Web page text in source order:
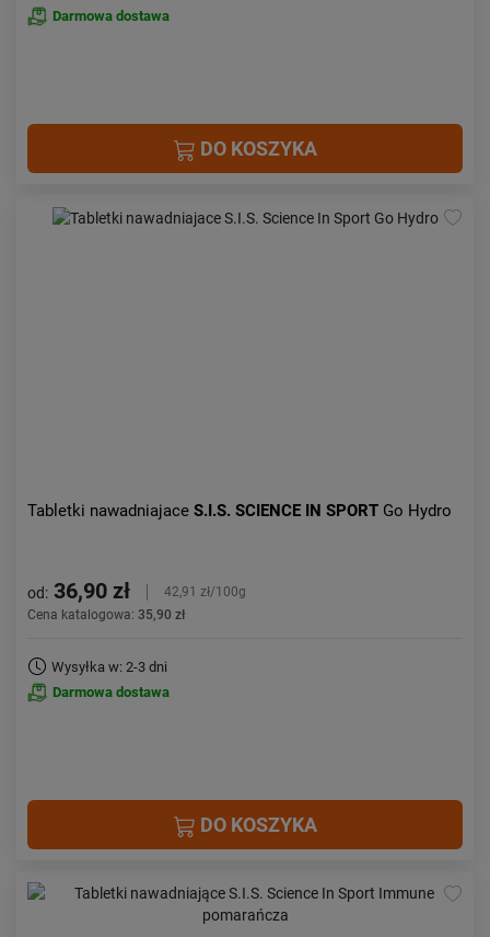
Darmowa dostawa
DO KOSZYKA
Tabletki nawadniajace S.I.S. SCIENCE IN SPORT Go Hydro
od: 36,90 zł
42,91 zł/100g
Cena katalogowa: 35,90 zł
Wysyłka w: 2-3 dni
Darmowa dostawa
DO KOSZYKA